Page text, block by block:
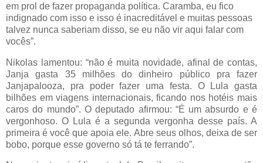
em prol de fazer propaganda política. Caramba, eu fico
indignado com isso e isso é inacreditável e muitas pessoas
talvez nunca saberiam disso, se eu não vir aqui falar com
vocês”.
Nikolas lamentou: “não é muita novidade, afinal de contas,
Janja gasta 35 milhões do dinheiro público pra fazer
Janjapalooza, pra poder fazer uma festa. O Lula gasta
bilhões em viagens internacionais, ficando nos hotéis mais
caros do mundo”. O deputado afirmou: “É um absurdo e é
vergonhoso. O Lula é a segunda vergonha desse país. A
primeira é você que apoia ele. Abre seus olhos, deixa de ser
bobo, porque esse governo só tá te ferrando”.